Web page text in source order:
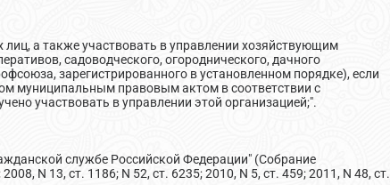
а также участвовать в управлении хозяйствующим
садоводческого, огороднического, дачного
зарегистрированного в установленном порядке), если
муниципальным правовым актом в соответствии с
участвовать в управлении этой организацией;".
службе Российской Федерации" (Собрание
N 13, ст. 1186; N 52, ст. 6235; 2010, N 5, ст. 459; 2011, N 48, ст.